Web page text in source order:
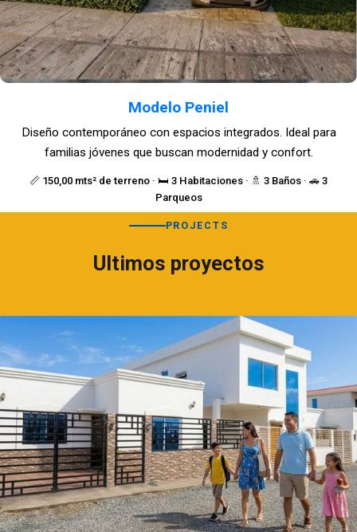
Modelo Peniel
📏 150,00 mts² de terreno · 🛏️ 3 Habitaciones · 🚿 3 Baños · 🚗 3
Parqueos
Diseño contemporáneo con espacios integrados. Ideal para
familias jóvenes que buscan modernidad y confort.
PROJECTS
Ultimos proyectos